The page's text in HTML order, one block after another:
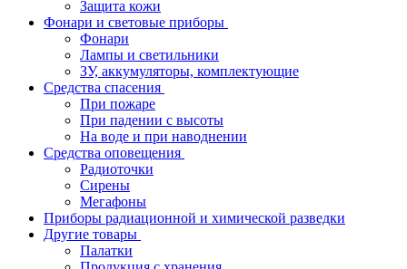
Защита кожи
Фонари и световые приборы
Фонари
Лампы и светильники
ЗУ, аккумуляторы, комплектующие
Средства спасения
При пожаре
При падении с высоты
На воде и при наводнении
Средства оповещения
Радиоточки
Сирены
Мегафоны
Приборы радиационной и химической разведки
Другие товары
Палатки